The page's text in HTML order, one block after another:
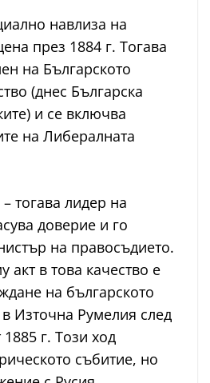
навлиза на
през 1884 г. Тогава
на Българското
(днес Българска
и се включва
на Либералната
тогава лидер на
доверие и го
на правосъдието.
акт в това качество е
на българското
в Източна Румелия след
г. Този ход
събитие, но